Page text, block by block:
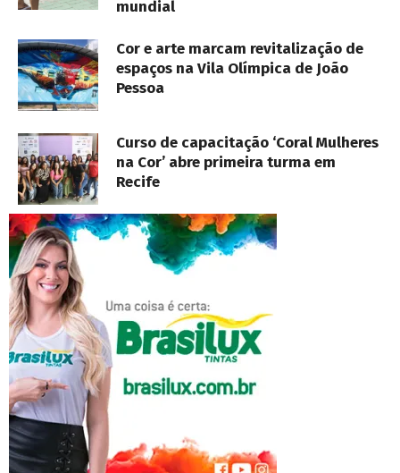
mundial
Cor e arte marcam revitalização de
espaços na Vila Olímpica de João
Pessoa
Curso de capacitação ‘Coral Mulheres
na Cor’ abre primeira turma em
Recife